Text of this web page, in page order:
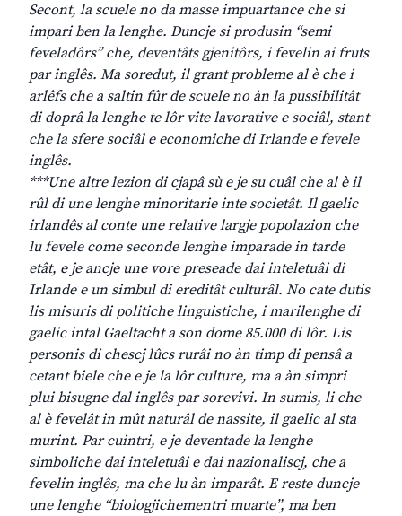
Secont, la scuele no da masse impuartance che si
impari ben la lenghe. Duncje si produsin “semi
feveladôrs” che, deventâts gjenitôrs, i fevelin ai fruts
par inglês. Ma soredut, il grant probleme al è che i
arlêfs che a saltin fûr de scuele no àn la pussibilitât
di doprâ la lenghe te lôr vite lavorative e sociâl, stant
che la sfere sociâl e economiche di Irlande e fevele
inglês.
***Une altre lezion di cjapâ sù e je su cuâl che al è il
rûl di une lenghe minoritarie inte societât. Il gaelic
irlandês al conte une relative largje popolazion che
lu fevele come seconde lenghe imparade in tarde
etât, e je ancje une vore preseade dai inteletuâi di
Irlande e un simbul di ereditât culturâl. No cate dutis
lis misuris di politiche linguistiche, i marilenghe di
gaelic intal Gaeltacht a son dome 85.000 di lôr. Lis
personis di chescj lûcs rurâi no àn timp di pensâ a
cetant biele che e je la lôr culture, ma a àn simpri
plui bisugne dal inglês par sorevivi. In sumis, li che
al è fevelât in mût naturâl de nassite, il gaelic al sta
murint. Par cuintri, e je deventade la lenghe
simboliche dai inteletuâi e dai nazionaliscj, che a
fevelin inglês, ma che lu àn imparât. E reste duncje
une lenghe “biologjichementri muarte”, ma ben